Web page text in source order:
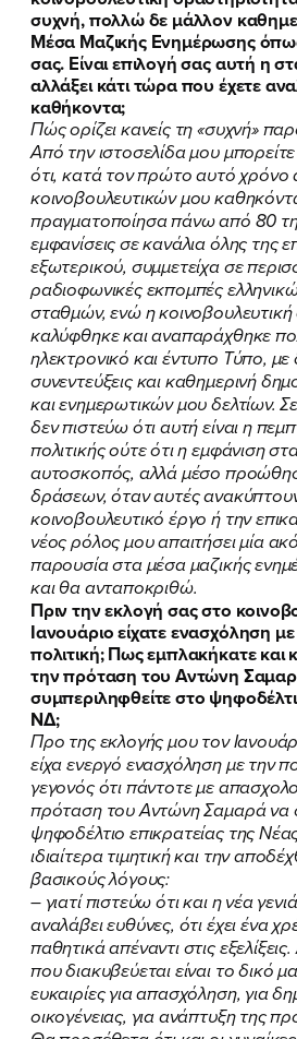
συχνή, πολλώ δε μάλλον
Μέσα Μαζικής Ενημέρωσης
σας. Είναι επιλογή σας αυτή η
αλλάξει κάτι τώρα που έχετε
καθήκοντα;
Πώς ορίζει κανείς τη «συχνή»
Από την ιστοσελίδα μου
ότι, κατά τον πρώτο αυτό
κοινοβουλευτικών μου
πραγματοποίησα πάνω από 80
εμφανίσεις σε κανάλια όλης της
εξωτερικού, συμμετείχα σε
ραδιοφωνικές εκπομπές
σταθμών, ενώ η
καλύφθηκε και αναπαράχθηκε
ηλεκτρονικό και έντυπο Τύπο,
συνεντεύξεις και καθημερινή
και ενημερωτικών μου δελτίων.
δεν πιστεύω ότι αυτή είναι η
πολιτικής ούτε ότι η εμφάνιση
αυτοσκοπός, αλλά μέσο
δράσεων, όταν αυτές
κοινοβουλευτικό έργο ή την
νέος ρόλος μου απαιτήσει μία
παρουσία στα μέσα μαζικής
και θα ανταποκριθώ.
Πριν την εκλογή σας στο
Ιανουάριο είχατε ενασχόληση
πολιτική; Πως εμπλακήκατε και
την πρόταση του Αντώνη
συμπεριληφθείτε στο
ΝΔ;
Προ της εκλογής μου τον
είχα ενεργό ενασχόληση με την
γεγονός ότι πάντοτε με
πρόταση του Αντώνη Σαμαρά να
ψηφοδέλτιο επικρατείας της
ιδιαίτερα τιμητική και την
βασικούς λόγους:
– γιατί πιστεύω ότι και η νέα
αναλάβει ευθύνες, ότι έχει ένα
παθητικά απέναντι στις
που διακυβεύεται είναι το δικό
ευκαιρίες για απασχόληση, για
οικογένειας, για ανάπτυξη της